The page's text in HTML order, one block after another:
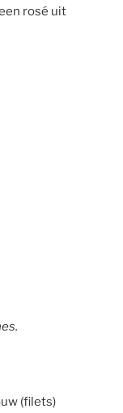
rosé uit
(filets)